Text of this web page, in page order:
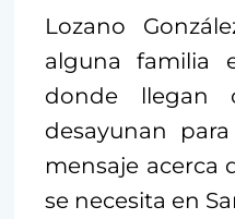
Lozano
alguna familia
donde llegan
desayunan
mensaje acerca
se necesita en